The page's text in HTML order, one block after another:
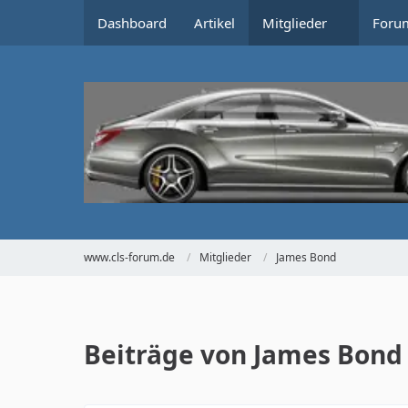
Dashboard Artikel Mitglieder
www.cls-forum.de Mitglieder James Bond
Beiträge von James Bond